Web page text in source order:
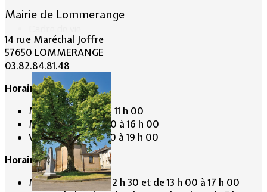
Mairie de Lommerange
14 rue Maréchal Joffre
57650 LOMMERANGE
03.82.84.81.48
Horaire de la Mairie:
Mardi de 10 h 00 à 11 h 00
Mercredi de 14 h 00 à 16 h 00
Vendredi de 17 h 00 à 19 h 00
Horaire du Secrétariat :
Mardi de 9 h 30 à 12 h 30 et de 13 h 00 à 17 h 00